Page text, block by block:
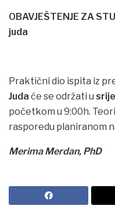
OBAVJEŠTENJE ZA
juda
Praktični dio ispita iz
Juda će se održati u
početkom u 9:00h.
rasporedu planiranom
Merima Merdan, PhD